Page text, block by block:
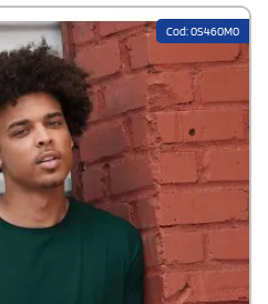
l'intento di incoraggiare e sostenere
l’abbigliamento decorato come
persone, creatività ed espressione
sentirsi libero e sicuro di mostrare
offre una varietà notevole di profili
perfetta su cui esprimere un forte
e la voglia di distinguersi attraverso
Cod: 0S460M0